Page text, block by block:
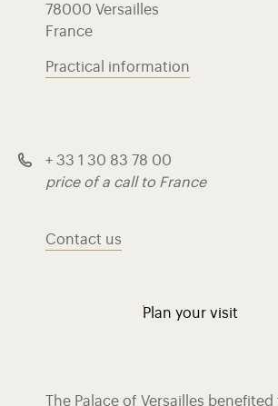
78000 Versailles
France
Practical information
+ 33 1 30 83 78 00
price of a call to France
Contact us
Plan your visit
The Palace of Versailles